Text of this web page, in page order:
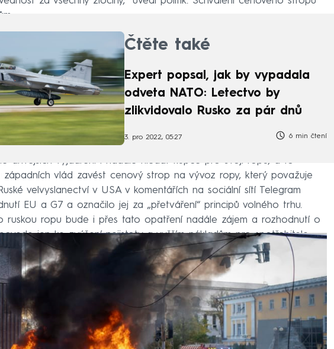
Čtěte také
Expert popsal, jak by vypadala
odveta NATO: Letectvo by
zlikvidovalo Rusko za pár dnů
3. pro 2022, 05:27 6 min čtení
dřívějších vyjádření i nadále hledat kupce pro svoji ropu, a to
západních vlád zavést cenový strop na vývoz ropy, který považuje
velvyslanectví v USA v komentářích na sociální sítí Telegram
EU a G7 a označilo jej za „přetváření“ principů volného trhu.
ruskou ropu bude i přes tato opatření nadále zájem a rozhodnutí o
jen ke zvýšení nejistoty a vyšším nákladům pro spotřebitele.